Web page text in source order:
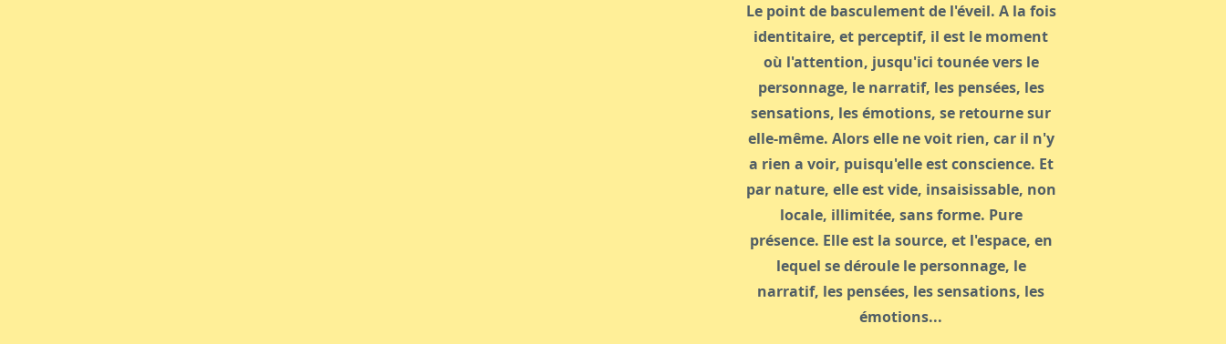
Le point de basculement de l'éveil. A la fois
identitaire, et perceptif, il est le moment
où l'attention, jusqu'ici tounée vers le
personnage, le narratif, les pensées, les
sensations, les émotions, se retourne sur
elle-même. Alors elle ne voit rien, car il n'y
a rien a voir, puisqu'elle est conscience. Et
par nature, elle est vide, insaisissable, non
locale, illimitée, sans forme. Pure
présence. Elle est la source, et l'espace, en
lequel se déroule le personnage, le
narratif, les pensées, les sensations, les
émotions...